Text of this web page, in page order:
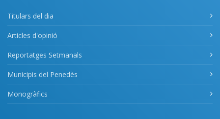
Titulars del dia
Articles d'opinió
Reportatges Setmanals
Municipis del Penedès
Monogràfics